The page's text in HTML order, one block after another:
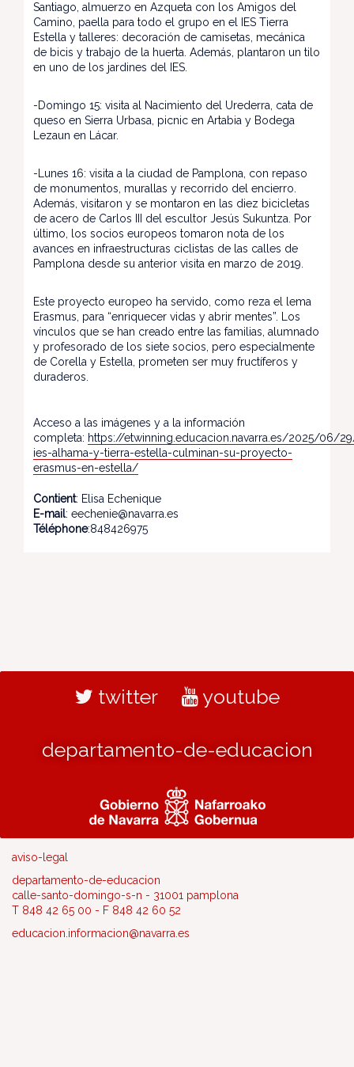
Santiago, almuerzo en Azqueta con los Amigos del
Camino, paella para todo el grupo en el IES Tierra
Estella y talleres: decoración de camisetas, mecánica
de bicis y trabajo de la huerta. Además, plantaron un tilo
en uno de los jardines del IES.
-Domingo 15: visita al Nacimiento del Urederra, cata de
queso en Sierra Urbasa, picnic en Artabia y Bodega
Lezaun en Lácar.
-Lunes 16: visita a la ciudad de Pamplona, con repaso
de monumentos, murallas y recorrido del encierro.
Además, visitaron y se montaron en las diez bicicletas
de acero de Carlos III del escultor Jesús Sukuntza. Por
último, los socios europeos tomaron nota de los
avances en infraestructuras ciclistas de las calles de
Pamplona desde su anterior visita en marzo de 2019.
Este proyecto europeo ha servido, como reza el lema
Erasmus, para “enriquecer vidas y abrir mentes”. Los
vínculos que se han creado entre las familias, alumnado
y profesorado de los siete socios, pero especialmente
de Corella y Estella, prometen ser muy fructíferos y
duraderos.
Acceso a las imágenes y a la información
completa: https://etwinning.educacion.navarra.es/2025/06/
ies-alhama-y-tierra-estella-culminan-su-proyecto-
erasmus-en-estella/
Contient: Elisa Echenique
E-mail: eechenie@navarra.es
Téléphone:848426975
twitter youtube
departamento-de-educacion
aviso-legal
departamento-de-educacion
calle-santo-domingo-s-n - 31001 pamplona
T 848 42 65 00 - F 848 42 60 52
educacion.informacion@navarra.es